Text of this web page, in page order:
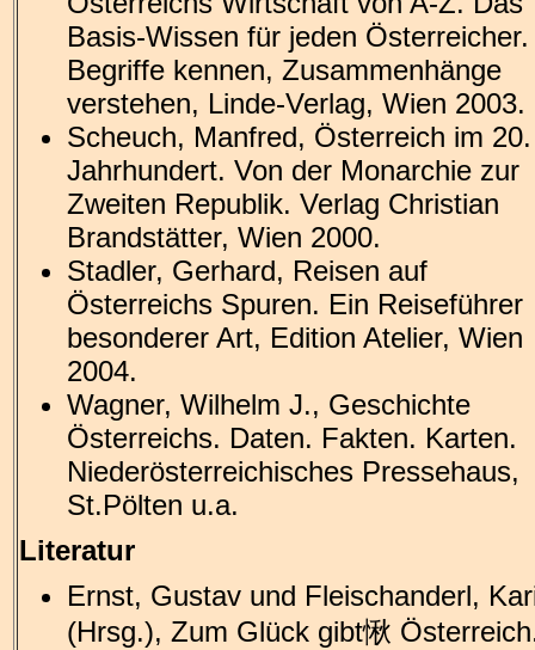
Basis-Wissen für jeden Österreicher.
Begriffe kennen, Zusammenhänge
verstehen, Linde-Verlag, Wien 2003.
Scheuch, Manfred, Österreich im 20.
Jahrhundert. Von der Monarchie zur
Zweiten Republik. Verlag Christian
Brandstätter, Wien 2000.
Stadler, Gerhard, Reisen auf
Österreichs Spuren. Ein Reiseführer
besonderer Art, Edition Atelier, Wien
2004.
Wagner, Wilhelm J., Geschichte
Österreichs. Daten. Fakten. Karten.
Niederösterreichisches Pressehaus,
St.Pölten u.a.
Literatur
Ernst, Gustav und Fleischanderl,
(Hrsg.), Zum Glück gibt愀